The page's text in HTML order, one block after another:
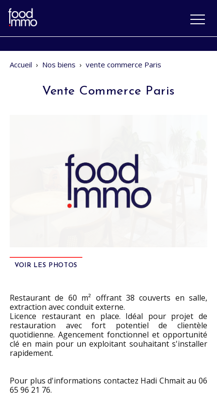
Accueil › Nos biens › vente commerce Paris
Vente Commerce Paris
VOIR LES PHOTOS
Restaurant de 60 m² offrant 38 couverts en salle,
extraction avec conduit externe.
Licence restaurant en place. Idéal pour projet de
restauration avec fort potentiel de clientèle
quotidienne. Agencement fonctionnel et opportunité
clé en main pour un exploitant souhaitant s'installer
rapidement.
Pour plus d'informations contactez Hadi Chmait au 06
65 96 21 76.